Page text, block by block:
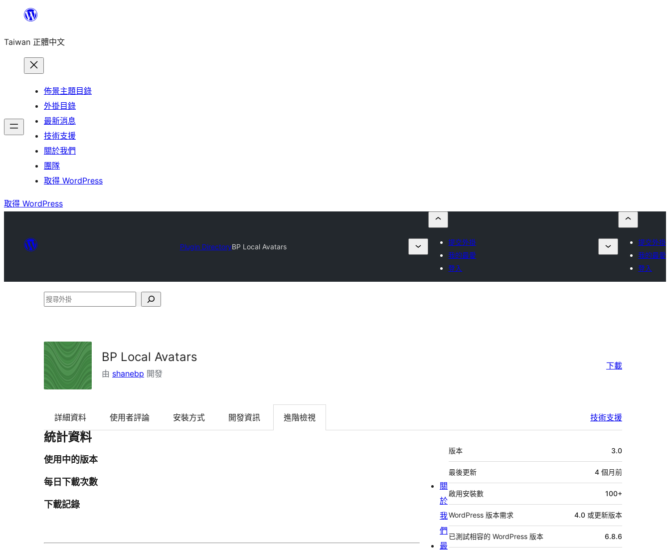
主
Taiwan 正體中文
佈景主題目錄
外掛目錄
最新消息
技術支援
關於我們
團隊
取得 WordPress
取得 WordPress
Plugin DirectoryBP Local Avatars
提交外掛
我的最愛
登入
提交外掛
我的最愛
登入
搜
掛
BP Local Avatars
由 shanebp 開發
下載
詳細資料 使用者評論 安裝方式 開發資訊 進階檢視 技術支援
統計資料
使用中的版本
每日下載次數
下載記錄
中
繼
資
料
版本 3.0
最後更新 4 個月前
啟用安裝數 100+
WordPress 版本需求 4.0 或更新版本
已測試相容的 WordPress 版本 6.8.6
關
於
我
們
最